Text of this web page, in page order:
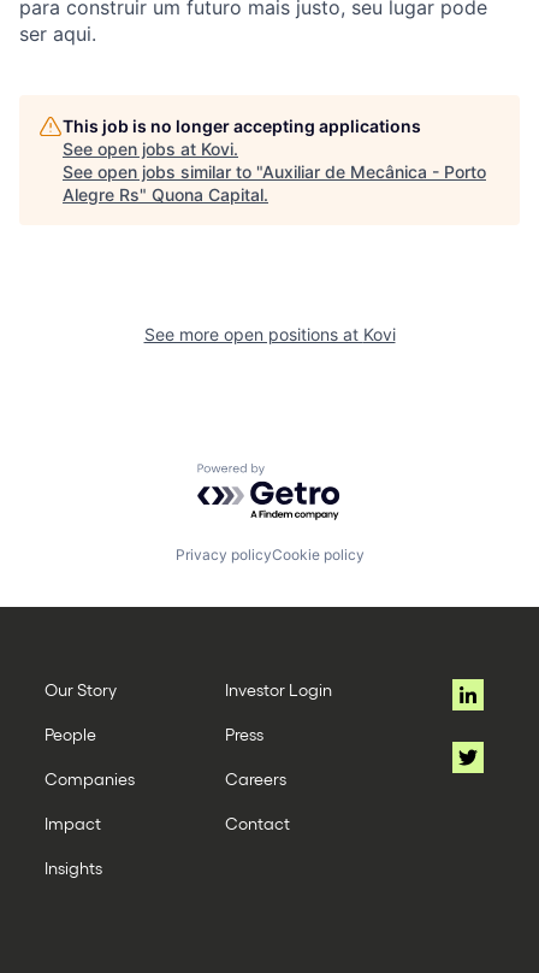
para construir um futuro mais justo, seu lugar pode
ser aqui.
This job is no longer accepting applications
See open jobs at Kovi.
See open jobs similar to "Auxiliar de Mecânica - Porto
Alegre Rs" Quona Capital.
See more open positions at Kovi
Powered by Getro.com
Privacy policyCookie policy
Our Story
People
Companies
Impact
Insights
Investor Login
Press
Careers
Contact